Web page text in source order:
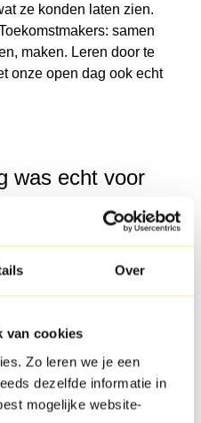
Over
van cookies
Zo leren we je een
dezelfde informatie in
mogelijke website-
ze konden laten zien.
samen
maken. Leren door te
onze open dag ook echt
was echt voor
leerlingen.
of wil je nog een keer
eenopen dag, met net